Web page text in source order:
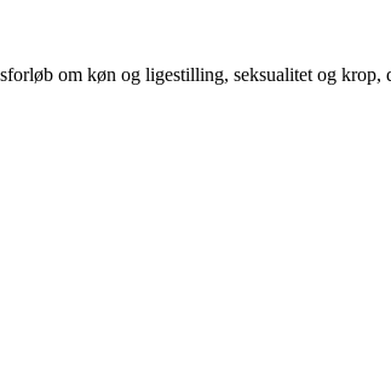
om køn og ligestilling, seksualitet og krop,